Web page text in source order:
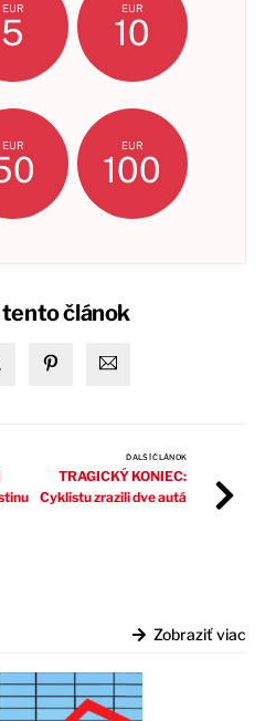
EUR
5
EUR
10
EUR EUR
100
článok
ĎALŠÍ ČLÁNOK
TRAGICKÝ KONIEC:
Cyklistu zrazili dve autá
Zobraziť viac